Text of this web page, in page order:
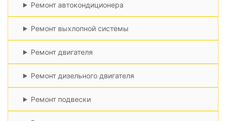
Ремонт автокондиционера
Ремонт выхлопной системы
Ремонт двигателя
Ремонт дизельного двигателя
Ремонт подвески